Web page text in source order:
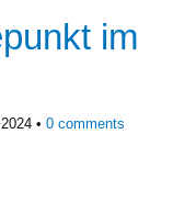
im
0 comments